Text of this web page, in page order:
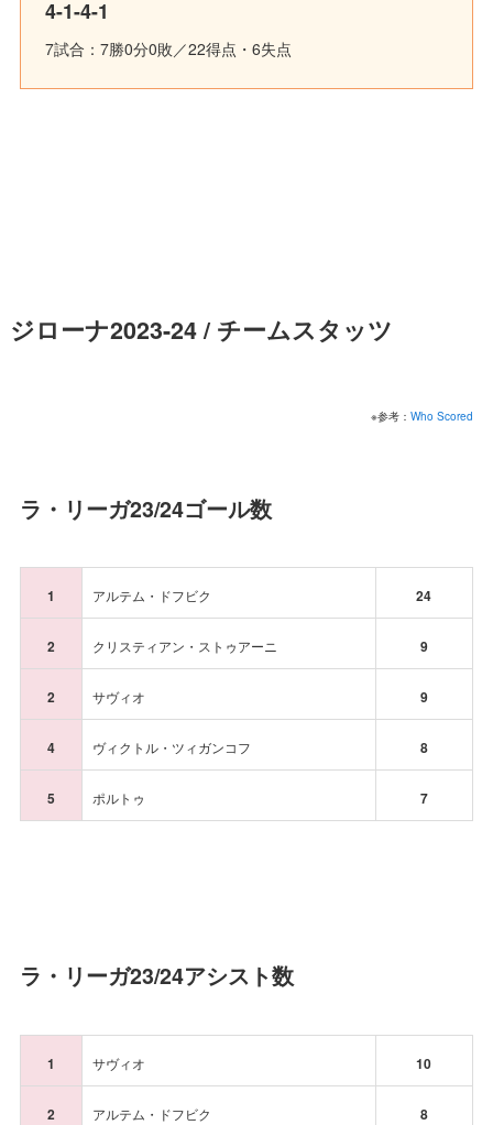
4-1-4-1
7試合：7勝0分0敗／22得点・6失点
ジローナ2023-24 / チームスタッツ
※参考：Who Scored
ラ・リーガ23/24ゴール数
1 アルテム・ドフビク 24
2 クリスティアン・ストゥアーニ 9
2 サヴィオ 9
4 ヴィクトル・ツィガンコフ 8
5 ポルトゥ 7
ラ・リーガ23/24アシスト数
1 サヴィオ 10
2 アルテム・ドフビク 8